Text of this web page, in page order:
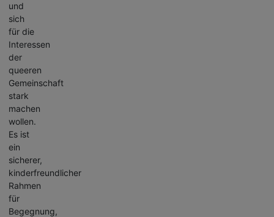
und
sich
für die
Interessen
der
queeren
Gemeinschaft
stark
machen
wollen.
Es ist
ein
sicherer,
kinderfreundlicher
Rahmen
für
Begegnung,